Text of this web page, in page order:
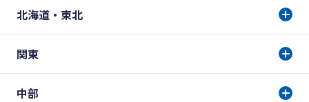
北海道・東北
関東
中部